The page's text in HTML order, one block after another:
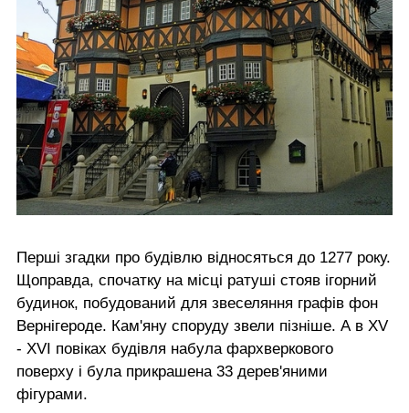
Перші згадки про будівлю відносяться до 1277 року.
Щоправда, спочатку на місці ратуші стояв ігорний
будинок, побудований для звеселяння графів фон
Вернігероде. Кам'яну споруду звели пізніше. А в XV
- XVI повіках будівля набула фархверкового
поверху і була прикрашена 33 дерев'яними
фігурами.